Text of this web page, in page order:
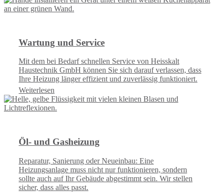
Wartung und Service
Mit dem bei Bedarf schnellen Service von Heisskalt
Haustechnik GmbH können Sie sich darauf verlassen, dass
Ihre Heizung länger effizient und zuverlässig funktioniert.
Weiterlesen
Öl- und Gasheizung
Reparatur, Sanierung oder Neueinbau: Eine
Heizungsanlage muss nicht nur funktionieren, sondern
sollte auch auf Ihr Gebäude abgestimmt sein. Wir stellen
sicher, dass alles passt.